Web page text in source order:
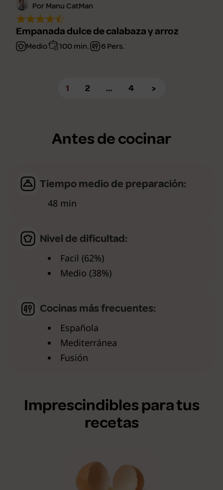
Por Manu CatMan
Empanada dulce de calabaza y arroz
Medio 100 min. 6 Pers.
1 2 … 4 >
Antes de cocinar
Tiempo medio de preparación:
48 min
Nivel de dificultad:
Facil (62%)
Medio (38%)
Cocinas más frecuentes:
Española
Mediterránea
Fusión
Imprescindibles para tus
recetas